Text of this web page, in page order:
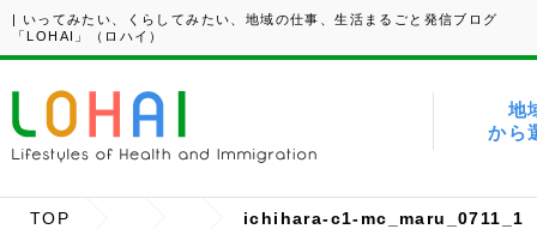
| いってみたい、くらしてみたい、地域の仕事、生活まるごと発信ブログ
「LOHAI」（ロハイ）
地
から
TOP ichihara-c1-mc_maru_0711_1